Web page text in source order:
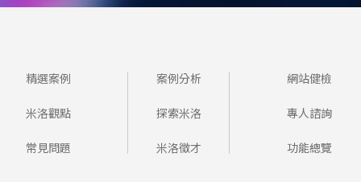
精選案例 案例分析 網站健檢
米洛觀點 探索米洛 專人諮詢
常見問題 米洛徵才 功能總覽